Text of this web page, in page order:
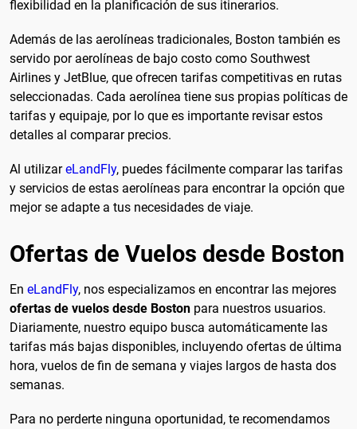
flexibilidad en la planificación de sus itinerarios.
Además de las aerolíneas tradicionales, Boston también es
servido por aerolíneas de bajo costo como Southwest
Airlines y JetBlue, que ofrecen tarifas competitivas en rutas
seleccionadas. Cada aerolínea tiene sus propias políticas de
tarifas y equipaje, por lo que es importante revisar estos
detalles al comparar precios.
Al utilizareLandFly, puedes fácilmente comparar las tarifas
y servicios de estas aerolíneas para encontrar la opción que
mejor se adapte a tus necesidades de viaje.
Ofertas de Vuelos desde Boston
En eLandFly, nos especializamos en encontrar las mejores
ofertas de vuelos desde Boston para nuestros usuarios.
Diariamente, nuestro equipo busca automáticamente las
tarifas más bajas disponibles, incluyendo ofertas de última
hora, vuelos de fin de semana y viajes largos de hasta dos
semanas.
Para no perderte ninguna oportunidad, te recomendamos